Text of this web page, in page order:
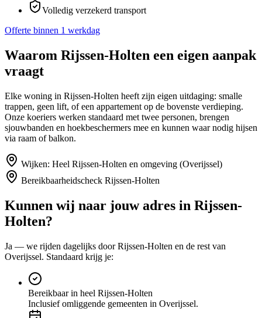
Volledig verzekerd transport
Offerte binnen 1 werkdag
Waarom Rijssen-Holten een eigen aanpak
vraagt
Elke woning in Rijssen-Holten heeft zijn eigen uitdaging: smalle
trappen, geen lift, of een appartement op de bovenste verdieping.
Onze koeriers werken standaard met twee personen, brengen
sjouwbanden en hoekbeschermers mee en kunnen waar nodig hijsen
via raam of balkon.
Wijken: Heel Rijssen-Holten en omgeving (Overijssel)
Bereikbaarheidscheck Rijssen-Holten
Kunnen wij naar jouw adres in Rijssen-
Holten?
Ja — we rijden dagelijks doorRijssen-Holten en de rest van
Overijssel. Standaard krijg je:
Bereikbaar in heel Rijssen-Holten
Inclusief omliggende gemeenten in Overijssel.